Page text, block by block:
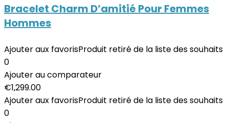
Bracelet Charm D’amitié Pour Femmes
Hommes
Ajouter aux favorisProduit retiré de la liste des souhaits
0
Ajouter au comparateur
€1,299.00
Ajouter aux favorisProduit retiré de la liste des souhaits
0